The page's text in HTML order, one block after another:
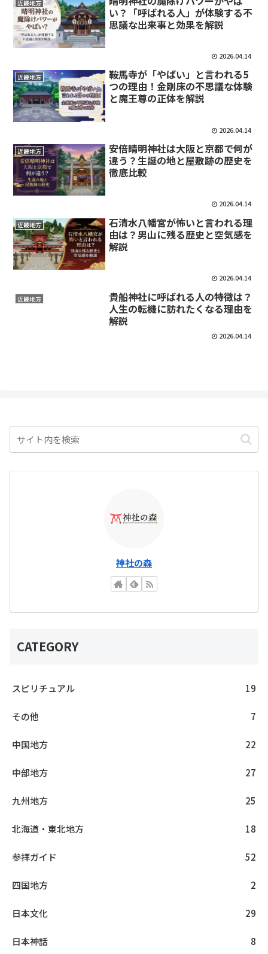
近畿地方
い？「呼ばれる人」が体験する不
思議な出来事と効果を解説
2026.04.14
近畿地方
鞍馬寺が「やばい」と言われる5
つの理由！金剛床の不思議な体験
と魔王尊の正体を解説
2026.04.14
近畿地方
安倍晴明神社は大阪と京都で何が
違う？生誕の地と屋敷跡の歴史を
徹底比較
2026.04.14
近畿地方
石清水八幡宮が怖いと言われる理
由は？男山に残る歴史と空気感を
解説
2026.04.14
近畿地方
貴船神社に呼ばれる人の特徴は？
人生の転機に訪れたくなる理由を
解説
2026.04.14
神社の森
CATEGORY
スピリチュアル 19
その他 7
中国地方 22
中部地方 27
九州地方 25
北海道・東北地方 18
参拝ガイド 52
四国地方 2
日本文化 29
日本神話 8